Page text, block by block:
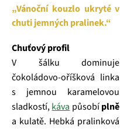
„Vánoční kouzlo ukryté v
chuti jemných pralinek.“
Chuťový profil
V šálku dominuje
čokoládovo‑oříšková linka
s jemnou karamelovou
sladkostí,káva působíplně
a kulatě. Hebká pralinková